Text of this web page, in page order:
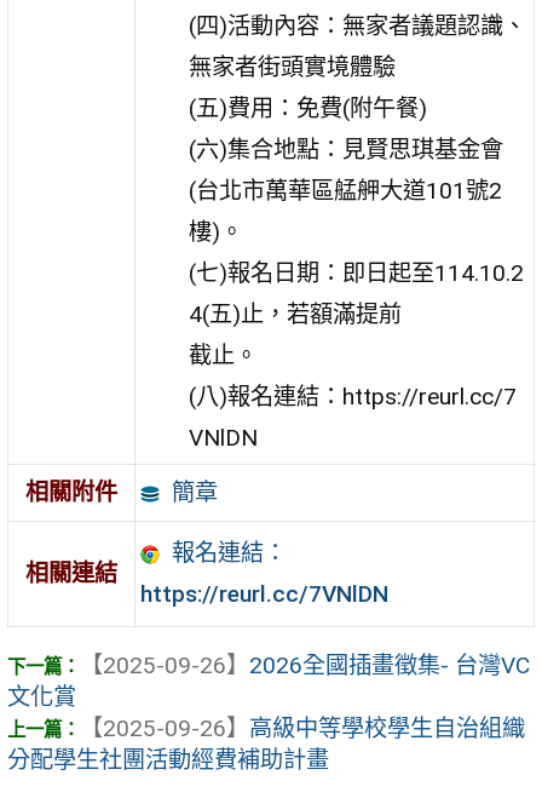
(四)活動內容：無家者議題認識、
無家者街頭實境體驗
(五)費用：免費(附午餐)
(六)集合地點：見賢思琪基金會
(台北市萬華區艋舺大道101號2
樓)。
(七)報名日期：即日起至114.10.2
4(五)止，若額滿提前
截止。
(八)報名連結：https://reurl.cc/7
VNlDN
相關附件
簡章
相關連結
報名連結：
https://reurl.cc/7VNlDN
【2025-09-26】 2026全國插畫徵集- 台灣VC
文化賞
【2025-09-26】 高級中等學校學生自治組織
分配學生社團活動經費補助計畫